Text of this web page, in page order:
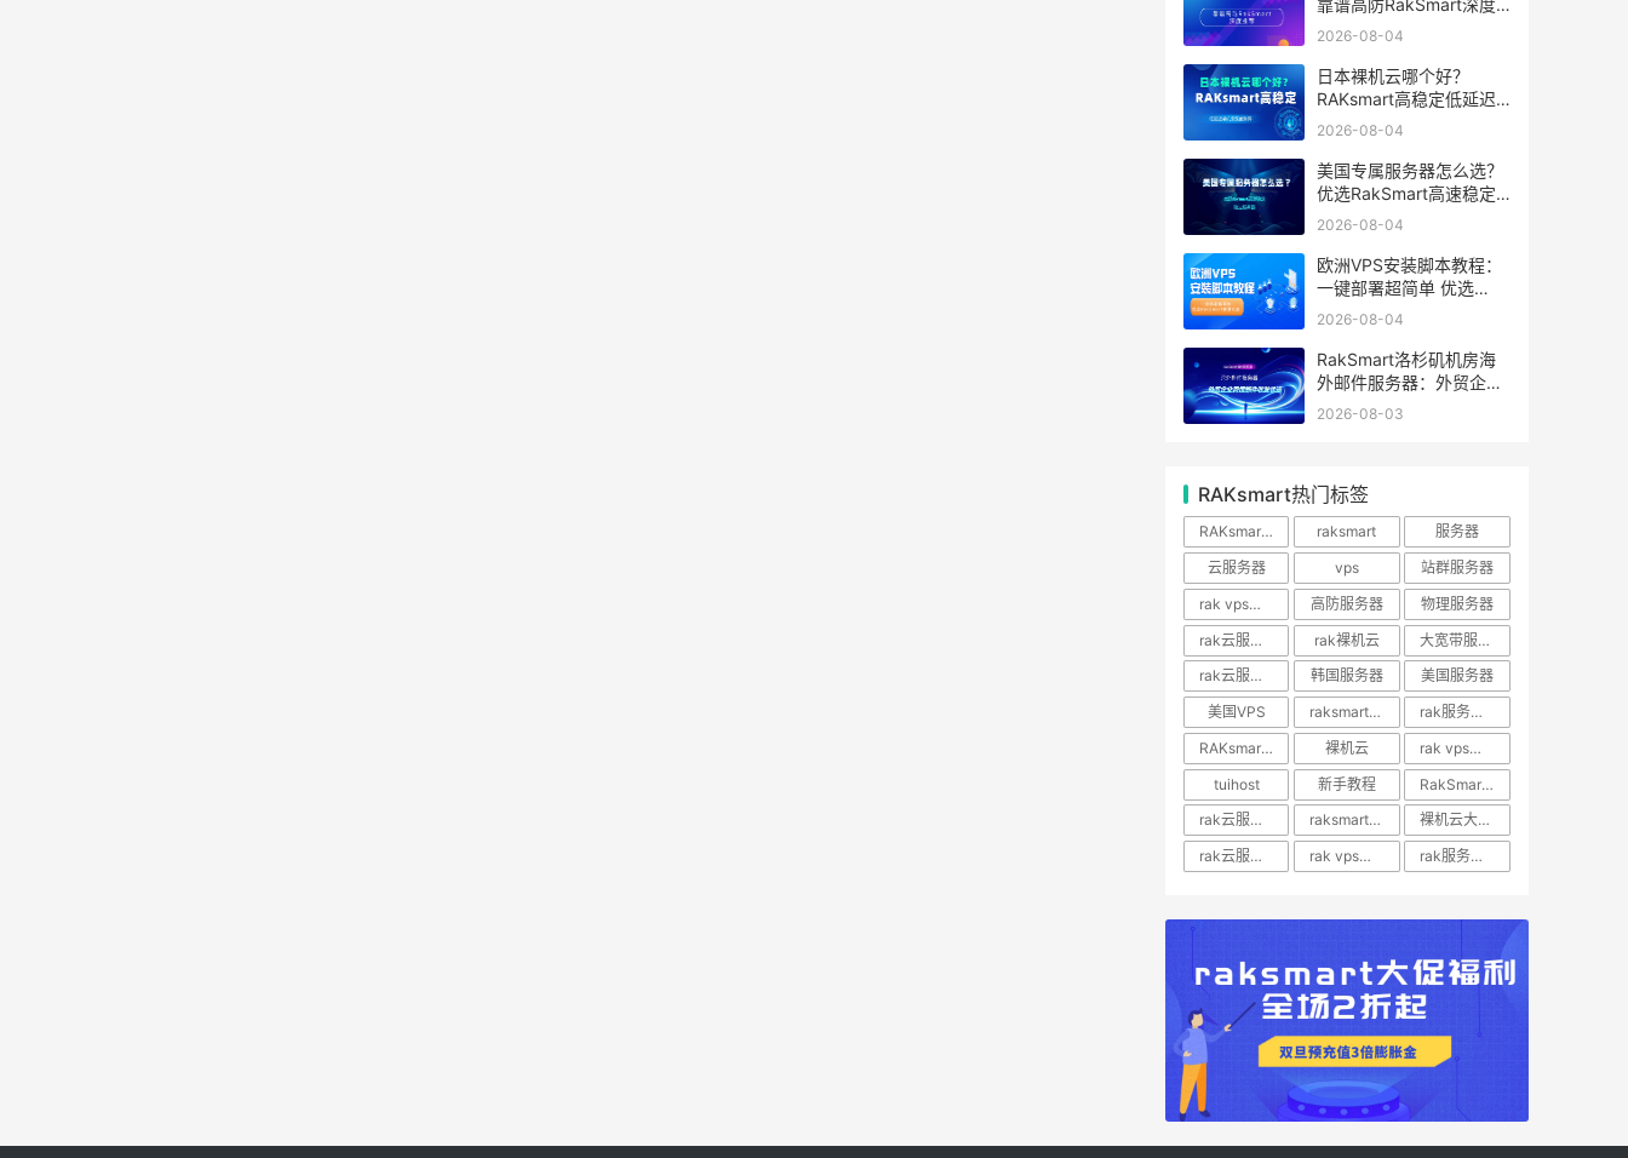
靠谱高防RakSmart深度
推荐
2026-08-04
日本裸机云哪个好？
RAKsmart高稳定低延迟
裸机云深度测评
2026-08-04
美国专属服务器怎么选？
优选RakSmart高速稳定
独立服务器
2026-08-04
欧洲VPS安装脚本教程：
一键部署超简单 优选
RakSmart欧洲机房
2026-08-04
RakSmart洛杉矶机房海
外邮件服务器：外贸企业
跨境邮件收发优选
2026-08-03
RAKsmart热门标签
RAKsmart服务器 raksmart
服务器
云服务器
vps
站群服务器
rak vps优惠
高防服务器
物理服务器
rak云服务器推荐
rak裸机云
大宽带服务器
rak云服务器优惠
韩国服务器
美国服务器
美国VPS
raksmart裸机云
rak服务器评测
RAKsmart服务器评测
裸机云
rak vps价格
tuihost
新手教程
RakSmart美国VPS
rak云服务器价格
raksmart美国云服务器
裸机云大宽带服务器
rak云服务器评测
rak vps评测 rak服务器优惠